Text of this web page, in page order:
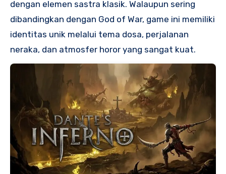
dengan elemen sastra klasik. Walaupun sering
dibandingkan dengan God of War, game ini memiliki
identitas unik melalui tema dosa, perjalanan
neraka, dan atmosfer horor yang sangat kuat.